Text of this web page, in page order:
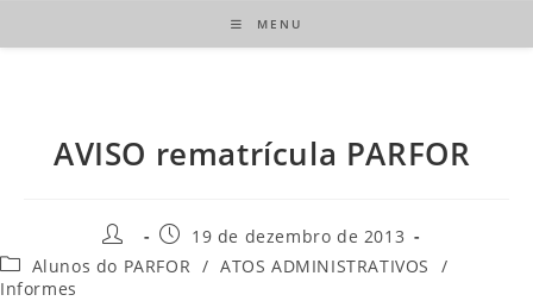
MENU
19 de dezembro de 2013
Alunos do PARFOR / ATOS ADMINISTRATIVOS
/
Informes